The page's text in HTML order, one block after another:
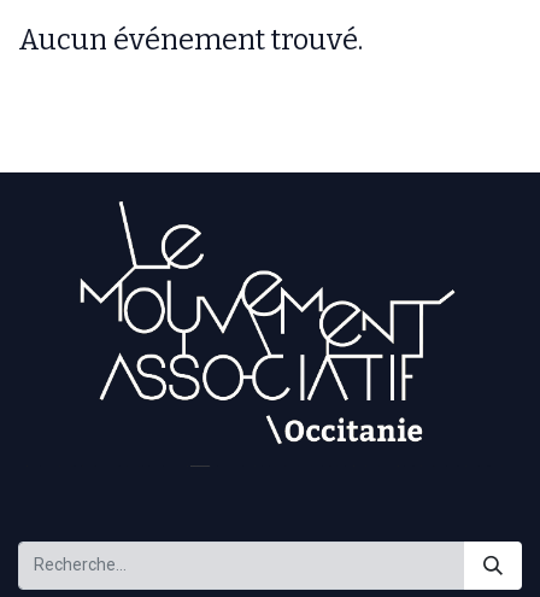
Aucun événement trouvé.